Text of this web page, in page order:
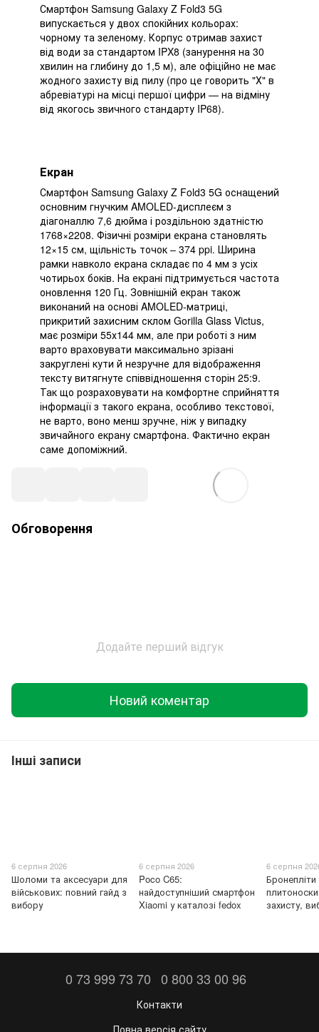
Смартфон Samsung Galaxy Z Fold3 5G
випускається у двох спокійних кольорах:
чорному та зеленому. Корпус отримав захист
від води за стандартом IPX8 (занурення на 30
хвилин на глибину до 1,5 м), але офіційно не має
жодного захисту від пилу (про це говорить "Х" в
абревіатурі на місці першої цифри — на відміну
від якогось звичного стандарту IP68).
Екран
Смартфон Samsung Galaxy Z Fold3 5G оснащений
основним гнучким AMOLED-дисплеєм з
діагоналлю 7,6 дюйма і роздільною здатністю
1768×2208. Фізичні розміри екрана становлять
12×15 см, щільність точок – 374 ppi. Ширина
рамки навколо екрана складає по 4 мм з усіх
чотирьох боків. На екрані підтримується частота
оновлення 120 Гц. Зовнішній екран також
виконаний на основі AMOLED-матриці,
прикритий захисним склом Gorilla Glass Victus,
має розміри 55х144 мм, але при роботі з ним
варто враховувати максимально зрізані
закруглені кути й незручне для відображення
тексту витягнуте співвідношення сторін 25:9.
Так що розраховувати на комфортне сприйняття
інформації з такого екрана, особливо текстової,
не варто, воно менш зручне, ніж у випадку
звичайного екрану смартфона. Фактично екран
саме допоміжний.
Обговорення
Додайте перший відгук
Новий коментар
Інші записи
6 серпня 2026
Шоломи та аксесуари для
військових: повний гайд з
вибору
6 серпня 2026
Poco C65:
найдоступніший смартфон
Xiaomi у каталозі fedox
6 серпня
захисту,
0 73 999 73 70 0 800 33 00 96
Контакти
Повна версія сайту